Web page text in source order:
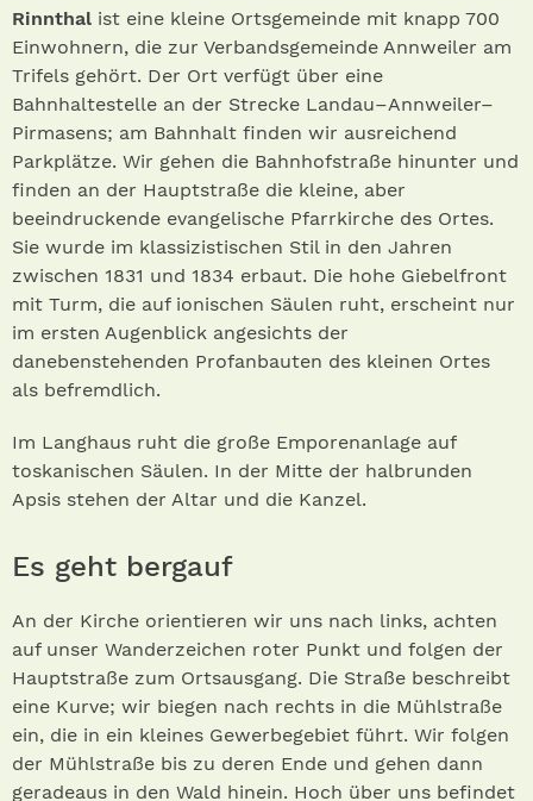
Rinnthal ist eine kleine Ortsgemeinde mit knapp 700
Einwohnern, die zur Verbandsgemeinde Annweiler am
Trifels gehört. Der Ort verfügt über eine
Bahnhaltestelle an der Strecke Landau–Annweiler–
Pirmasens; am Bahnhalt finden wir ausreichend
Parkplätze. Wir gehen die Bahnhofstraße hinunter und
finden an der Hauptstraße die kleine, aber
beeindruckende evangelische Pfarrkirche des Ortes.
Sie wurde im klassizistischen Stil in den Jahren
zwischen 1831 und 1834 erbaut. Die hohe Giebelfront
mit Turm, die auf ionischen Säulen ruht, erscheint nur
im ersten Augenblick angesichts der
danebenstehenden Profanbauten des kleinen Ortes
als befremdlich.
Im Langhaus ruht die große Emporenanlage auf
toskanischen Säulen. In der Mitte der halbrunden
Apsis stehen der Altar und die Kanzel.
Es geht bergauf
An der Kirche orientieren wir uns nach links, achten
auf unser Wanderzeichen roter Punkt und folgen der
Hauptstraße zum Ortsausgang. Die Straße beschreibt
eine Kurve; wir biegen nach rechts in die Mühlstraße
ein, die in ein kleines Gewerbegebiet führt. Wir folgen
der Mühlstraße bis zu deren Ende und gehen dann
geradeaus in den Wald hinein. Hoch über uns befindet